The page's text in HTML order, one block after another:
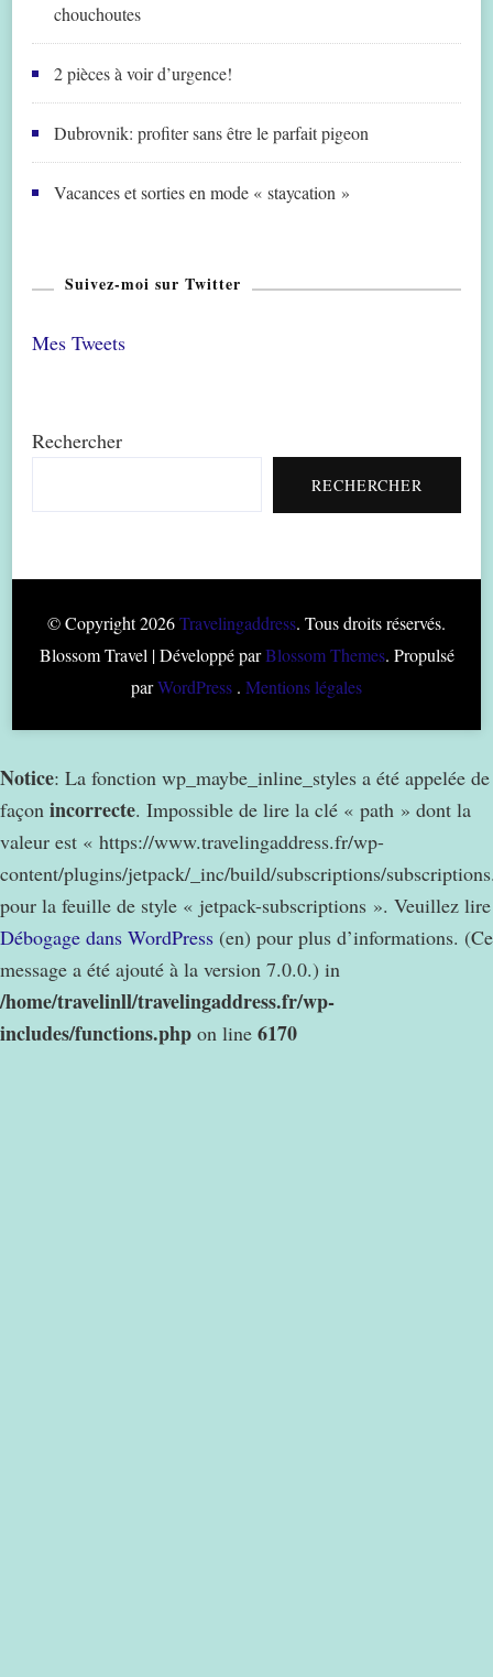
chouchoutes
2 pièces à voir d’urgence!
Dubrovnik: profiter sans être le parfait pigeon
Vacances et sorties en mode « staycation »
Suivez-moi sur Twitter
Mes Tweets
Rechercher
RECHERCHER
© Copyright 2026Travelingaddress. Tous droits réservés.
Blossom Travel | Développé parBlossom Themes. Propulsé
parWordPress . Mentions légales
Notice: La fonction wp_maybe_inline_styles a été appelée de
façon incorrecte. Impossible de lire la clé « path » dont la
valeur est « https://www.travelingaddress.fr/wp-
content/plugins/jetpack/_inc/build/subscriptions/
pour la feuille de style « jetpack-subscriptions ». Veuillez lire
Débogage dans WordPress (en) pour plus d’informations. (Ce
message a été ajouté à la version 7.0.0.) in
/home/travelinll/travelingaddress.fr/wp-
includes/functions.php on line 6170